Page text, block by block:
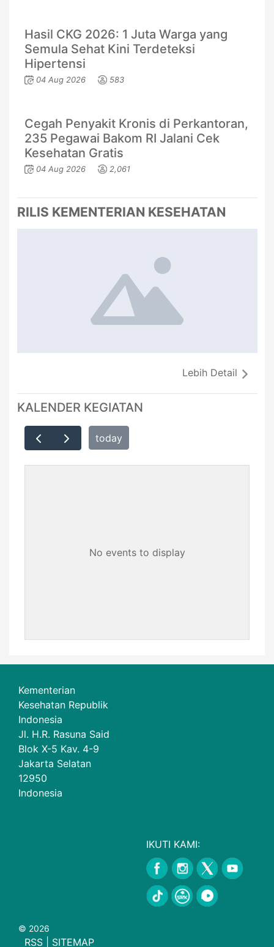
Hasil CKG 2026: 1 Juta Warga yang
Semula Sehat Kini Terdeteksi
Hipertensi
04 Aug 2026 583
Cegah Penyakit Kronis di Perkantoran,
235 Pegawai Bakom RI Jalani Cek
Kesehatan Gratis
04 Aug 2026 2,061
RILIS KEMENTERIAN KESEHATAN
Lebih Detail
KALENDER KEGIATAN
today
No events to display
Kementerian
Kesehatan Republik
Indonesia
Jl. H.R. Rasuna Said
Blok X-5 Kav. 4-9
Jakarta Selatan
12950
Indonesia
IKUTI KAMI:
© 2026
RSS SITEMAP